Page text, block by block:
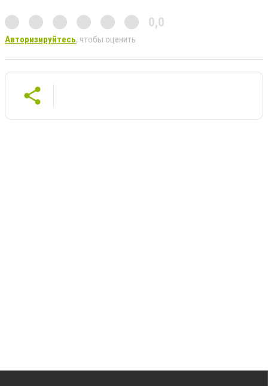
0,0
Авторизируйтесь, чтобы оценить